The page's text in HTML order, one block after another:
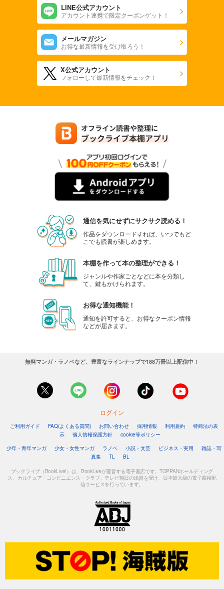
LINE公式アカウント
アカウント連携で限定クーポンゲット！
メールマガジン
お得な最新情報を受け取ろう！
X公式アカウント
フォローして最新情報をチェック！
通信を気にせずにサクサク読める！
作品をダウンロードすれば、いつでもど
こでも読書が楽しめます。
本棚を作って本の整理ができる！
ジャンルや作家ごとなどに本を分類し
て、鍵もかけられます。
お得な通知機能！
通知を許可すると、お得なクーポン情報
などが届きます。
無料マンガ・ラノベなど、豊富なラインナップで188万冊以上配信中！
ログイン
ご利用ガイド FAQ(よくある質問) お問い合わせ 採用情報 利用規約
特商法の表
示
個人情報保護方針
cookie等ポリシー
少年・青年マンガ
少女・女性マンガ ラノベ 小説・文芸 ビジネス・実用
雑誌・写
真集
TL BL
ブックライブ（BookLive!）は、BookLiveが運営する電子書店です。TOPPANホールディング
ス、カルチュア・コンビニエンス・クラブ、テレビ朝日の出資を受け、日本最大級の電子書籍配
信サービスを行っています。